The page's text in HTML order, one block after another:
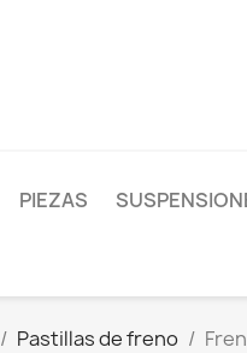
PIEZAS
Pastillas de freno